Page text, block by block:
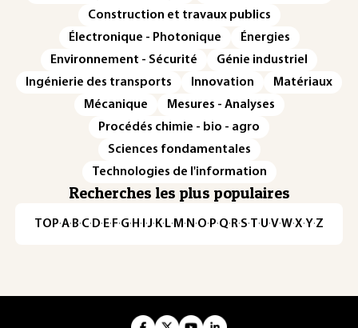
Construction et travaux publics
Électronique - Photonique
Énergies
Environnement - Sécurité
Génie industriel
Ingénierie des transports
Innovation
Matériaux
Mécanique
Mesures - Analyses
Procédés chimie - bio - agro
Sciences fondamentales
Technologies de l'information
Recherches les plus populaires
TOP·A·B·C· D· E· F·G· H · ·J· K· L· M · N ·O· P·Q· R·S·T·U·V·W·X·Y·Z